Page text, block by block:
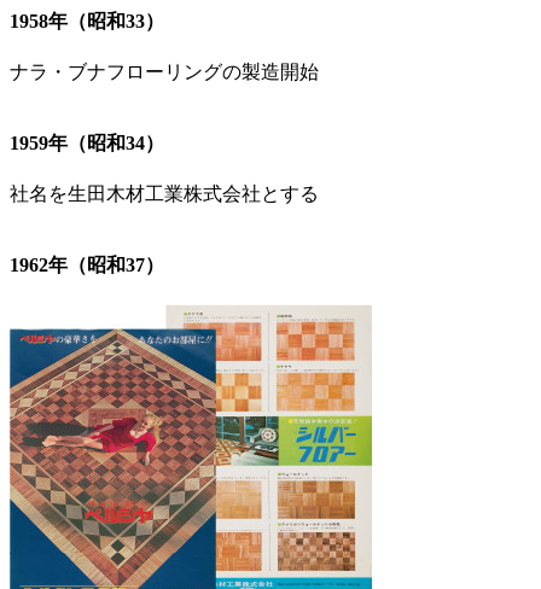
1958年（昭和33）
ナラ・ブナフローリングの製造開始
1959年（昭和34）
社名を生田木材工業株式会社とする
1962年（昭和37）